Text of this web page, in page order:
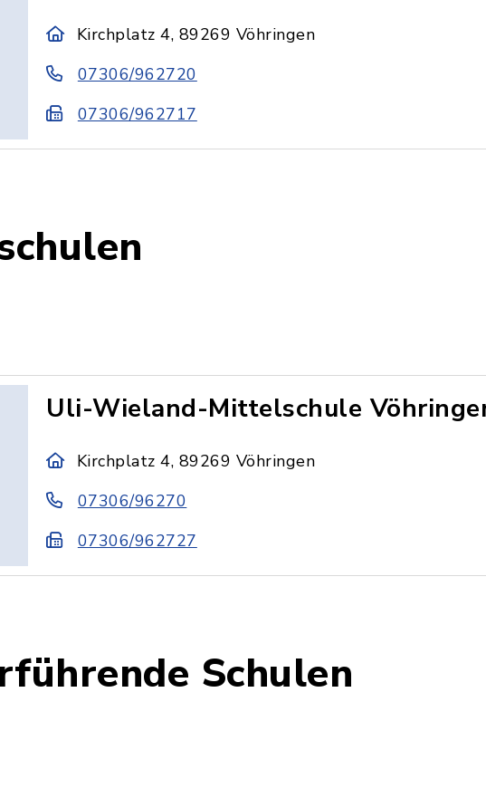
Kirchplatz 4, 89269 Vöhringen
07306/962720
07306/962717
Uli-Wieland-Mittelschule
Kirchplatz 4, 89269 Vöhringen
07306/96270
07306/962727
Schulen